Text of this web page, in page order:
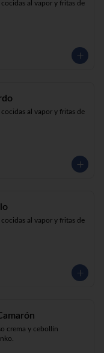
al vapor y fritas de
al vapor y fritas de
al vapor y fritas de
crema y cebollín